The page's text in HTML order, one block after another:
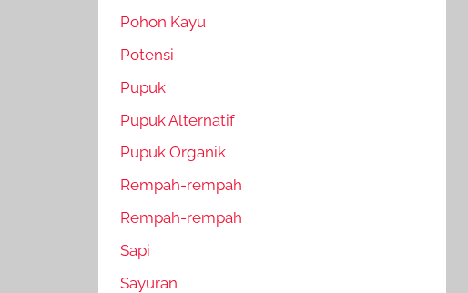
Pohon Kayu
Potensi
Pupuk
Pupuk Alternatif
Pupuk Organik
Rempah-rempah
Rempah-rempah
Sapi
Sayuran